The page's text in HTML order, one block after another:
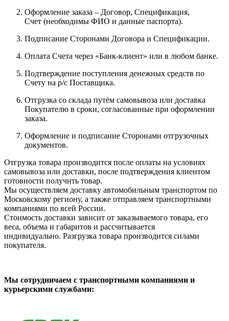
Оформление заказа – Договор, Спецификация,
Счет (необходимы ФИО и данные паспорта).
Подписание Сторонами Договора и Спецификации.
Оплата Счета через «Банк-клиент» или в любом банке.
Подтверждение поступления денежных средств по
Счету на р/с Поставщика.
Отгрузка со склада путём самовывоза или доставка
Покупателю в сроки, согласованные при оформлении
заказа.
Оформление и подписание Сторонами отгрузочных
документов.
Отгрузка товара производится после оплаты на условиях
самовывоза или доставки, после подтверждения клиентом
готовности получить товар.
Мы осуществляем доставку автомобильным транспортом по
Московскому региону, а также отправляем транспортными
компаниями по всей России.
Стоимость доставки зависит от заказываемого товара, его
веса, объема и габаритов и рассчитывается
индивидуально. Разгрузка товара производится силами
покупателя.
Мы сотрудничаем с транспортными компаниями и
курьерскими службами: